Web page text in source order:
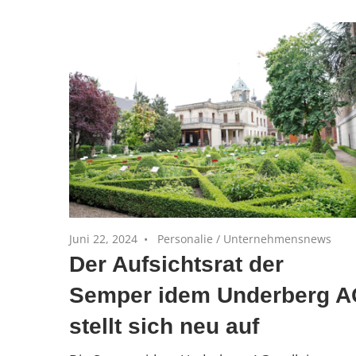
Portfoliounternehmen
Juni 22, 2024 Personalie / Unternehmensnews
Der Aufsichtsrat der
Semper idem Underberg
stellt sich neu auf